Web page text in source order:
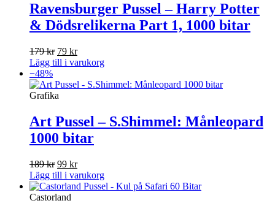
Ravensburger Pussel – Harry Potter
& Dödsrelikerna Part 1, 1000 bitar
179kr Det
ursprungliga
var:
179 kr.
79 krDet
nuvarande
är:
Lägg till i varukorg
−48%
Grafika
Art Pussel – S.Shimmel: Månleopard
1000 bitar
189kr Det
ursprungliga
priset
var:
99 krDet
nuvarande
priset
Lägg till i varukorg
Castorland